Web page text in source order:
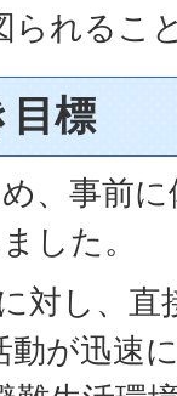
られるこ
目標
、事前
した。
対し、直
動が迅速